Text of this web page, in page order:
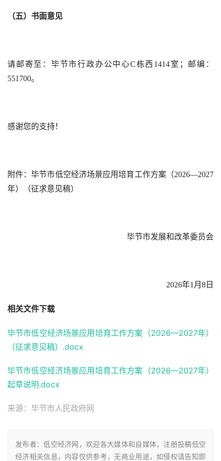
（五）书面意见
请邮寄至：毕节市行政办公中心C栋西1414室；邮编：
551700。
感谢您的支持！
附件：毕节市低空经济场景应用培育工作方案（2026—2027
年）（征求意见稿）
毕节市发展和改革委员会
2026年1月8日
相关文件下载
毕节市低空经济场景应用培育工作方案（2026—2027年）
（征求意见稿）.docx
毕节市低空经济场景应用培育工作方案（2026—2027年）
起草说明.docx
来源：毕节市人民政府网
发布者：低空经济网，欢迎各大媒体和自媒体，注册投稿低空
经济相关信息，内容仅供参考，无商业用途，如侵权请告知即